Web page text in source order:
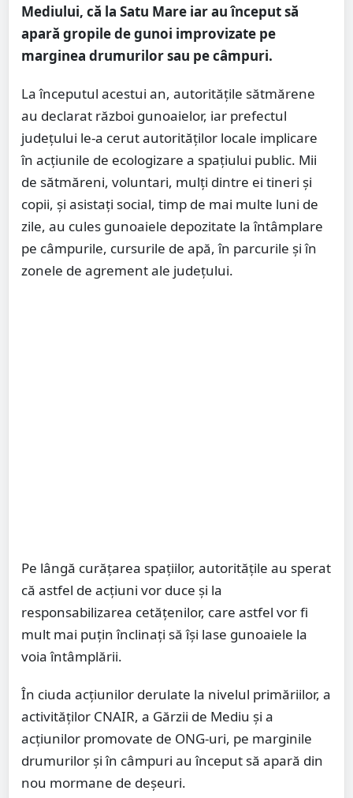
Mediului, că la Satu Mare iar au început să
apară gropile de gunoi improvizate pe
marginea drumurilor sau pe câmpuri.
La începutul acestui an, autoritățile sătmărene
au declarat război gunoaielor, iar prefectul
județului le-a cerut autorităților locale implicare
în acțiunile de ecologizare a spațiului public. Mii
de sătmăreni, voluntari, mulți dintre ei tineri și
copii, și asistați social, timp de mai multe luni de
zile, au cules gunoaiele depozitate la întâmplare
pe câmpurile, cursurile de apă, în parcurile și în
zonele de agrement ale județului.
Pe lângă curățarea spațiilor, autoritățile au sperat
că astfel de acțiuni vor duce și la
responsabilizarea cetățenilor, care astfel vor fi
mult mai puțin înclinați să își lase gunoaiele la
voia întâmplării.
În ciuda acțiunilor derulate la nivelul primăriilor, a
activităților CNAIR, a Gărzii de Mediu și a
acțiunilor promovate de ONG-uri, pe marginile
drumurilor și în câmpuri au început să apară din
nou mormane de deșeuri.